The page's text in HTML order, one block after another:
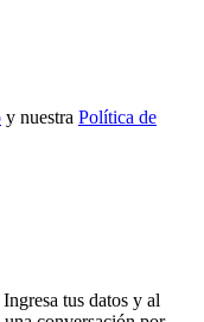
y nuestra Política de
tus datos y al